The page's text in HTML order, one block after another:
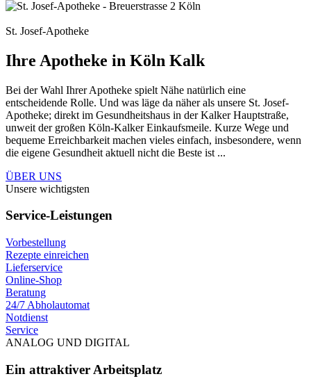
St. Josef-Apotheke
Ihre Apotheke in Köln Kalk
Bei der Wahl Ihrer Apotheke spielt Nähe natürlich eine
entscheidende Rolle. Und was läge da näher als unsere St. Josef-
Apotheke; direkt im Gesundheitshaus in der Kalker Hauptstraße,
unweit der großen Köln-Kalker Einkaufsmeile. Kurze Wege und
bequeme Erreichbarkeit machen vieles einfach, insbesondere, wenn
die eigene Gesundheit aktuell nicht die Beste ist ...
ÜBER UNS
Unsere wichtigsten
Service-Leistungen
Vorbestellung
Rezepte einreichen
Lieferservice
Online-Shop
Beratung
24/7 Abholautomat
Notdienst
Service
ANALOG UND DIGITAL
Ein attraktiver Arbeitsplatz